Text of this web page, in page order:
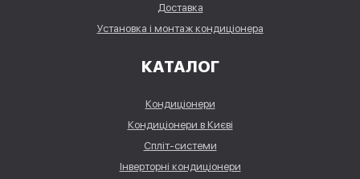
Доставка
Установка і монтаж кондиціонера
КАТАЛОГ
Кондиціонери
Кондиціонери в Києві
Спліт-системи
Інверторні кондиціонери